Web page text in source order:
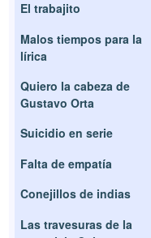
El trabajito
Malos tiempos para la
lírica
Quiero la cabeza de
Gustavo Orta
Suicidio en serie
Falta de empatía
Conejillos de indias
Las travesuras de la